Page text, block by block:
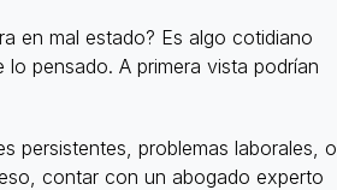
en mal estado? Es algo cotidiano
pensado. A primera vista podrían
persistentes, problemas laborales, o
contar con un abogado experto